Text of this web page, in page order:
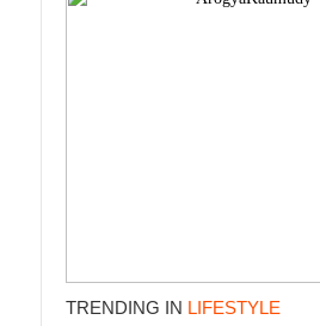
TRENDING IN LIFESTYLE